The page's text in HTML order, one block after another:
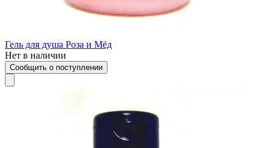
Гель для душа Роза и Мёд
Нет в наличии
Сообщить о поступлении